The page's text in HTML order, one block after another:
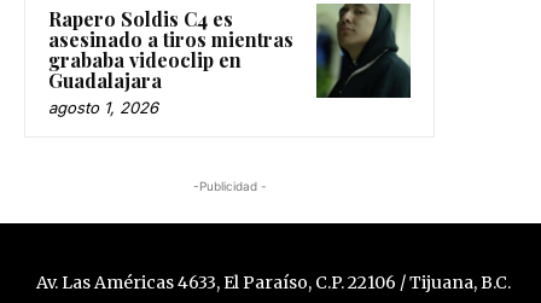
Rapero Soldis C4 es
asesinado a tiros mientras
grababa videoclip en
Guadalajara
agosto 1, 2026
-Publicidad -
Av. Las Américas 4633, El Paraíso, C.P. 22106 / Tijuana, B.C.